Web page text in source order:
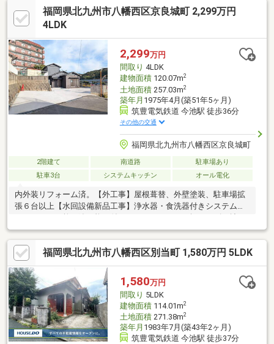
に便利なスーパーやコンビニが徒歩１０分圏内にあります☆日々
のお買い物に困りません【当社自慢のワンストップサービス】・
ト！・物件購入+リフォーム費用もまとめてお見積り♪・住み替え
先を探しながら、ご自宅の売却が並行して行えます！
福岡県北九州市八幡西区京良城町 2,299万円
4LDK
2,299万円
間取り 4LDK
建物面積120.07m2
土地面積257.03m2
築年月 1975年4月(築51年5ヶ月)
筑豊電気鉄道 今池駅 徒歩36分
その他の交通
福岡県北九州市八幡西区京良城町
2階建て 南道路
駐車場あり
駐車3台
システムキッチン オール電化
内外装リフォーム済。【外工事】屋根葺替、外壁塗装、駐車場拡
張６台以上【水回設備新品工事】浄水器・食洗器付きシステムキ
張）、三面鏡洗面化粧台、リクシル製保温洗浄便座付きトイレ、
エコキュート（追い焚き機能付き）【内部】間取変更、玄関ド
ア・玄関タイル、ミラー付シューズボックス、全室クロス、全室
床木製フロア、全室建具、全室サッシ（二重サッシ）、ＬＥＤ照
明器具全室、モニター付インターフォン、全室コンセント・スイ
ッチ・ブレーカー、火災報知器【その他】オール電化工事、シロ
アリ予防工事、基礎強化工事、建物耐震診断・補強工事、建物状
況調査
福岡県北九州市八幡西区別当町 1,580万円 5LDK
1,580万円
間取り 5LDK
建物面積114.01m2
土地面積271.38m2
築年月 1983年7月(築43年2ヶ月)
筑豊電気鉄道 今池駅 徒歩37分